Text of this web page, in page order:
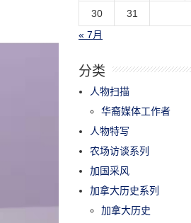
30
31
« 7月
分类
人物扫描
华裔媒体工作者
人物特写
农场访谈系列
加国采风
加拿大历史系列
加拿大历史